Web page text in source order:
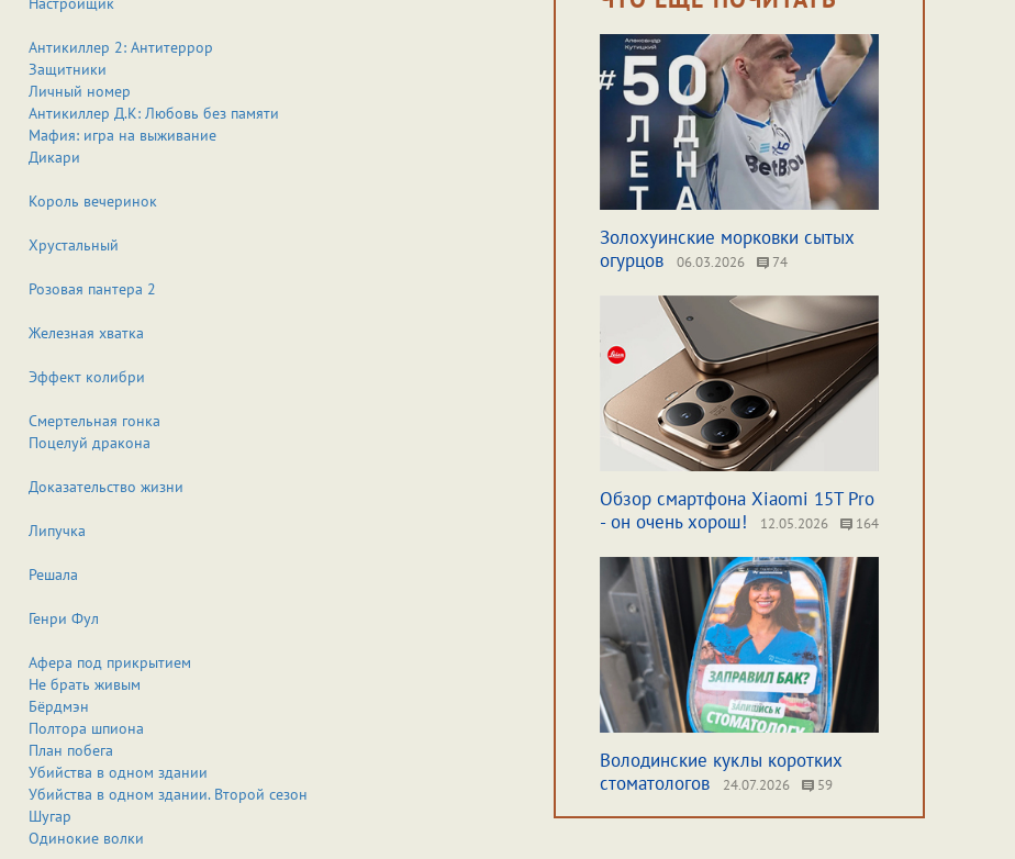
Антикиллер 2: Антитеррор
Защитники
Личный номер
Антикиллер Д.К: Любовь без памяти
Мафия: игра на выживание
Дикари
Король вечеринок
Хрустальный
Розовая пантера 2
Железная хватка
Эффект колибри
Смертельная гонка
Поцелуй дракона
Доказательство жизни
Липучка
Решала
Генри Фул
Афера под прикрытием
Не брать живым
Бёрдмэн
Полтора шпиона
План побега
Убийства в одном здании
Убийства в одном здании. Второй сезон
Шугар
Одинокие волки
Золохуинские морковки сытых
огурцов
06.03.2026 74
Обзор смартфона Xiaomi 15T Pro
- он очень хорош!
12.05.2026 164
Володинские куклы коротких
стоматологов
24.07.2026 59